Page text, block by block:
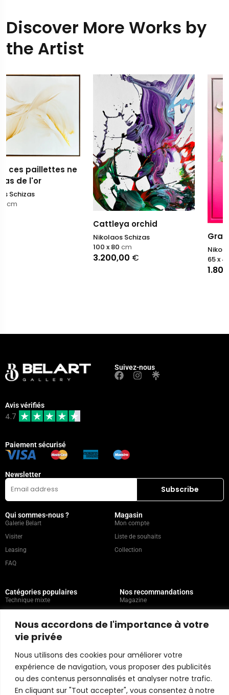
Nous accordons de l'importance à votre
vie privée
Nous utilisons des cookies pour améliorer votre
expérience de navigation, vous proposer des publicités
ou des contenus personnalisés et analyser notre trafic.
En cliquant sur "Tout accepter", vous consentez à notre
Discover More Works by
the Artist
Graze
65 x 44
Suivez-nous
Avis vérifiés
4.7
Paiement sécurisé
Newsletter
Qui sommes-nous ?
Galerie Belart
Visiter
Leasing
FAQ
Magasin
Mon compte
Liste de souhaits
Collection
Catégories populaires
Technique mixte
Abstrait
Portrait
Nos recommandations
Magazine
Artistes
Politique du magasin
Copyright © 2026 Belart Gallery | Powered by Carre agency